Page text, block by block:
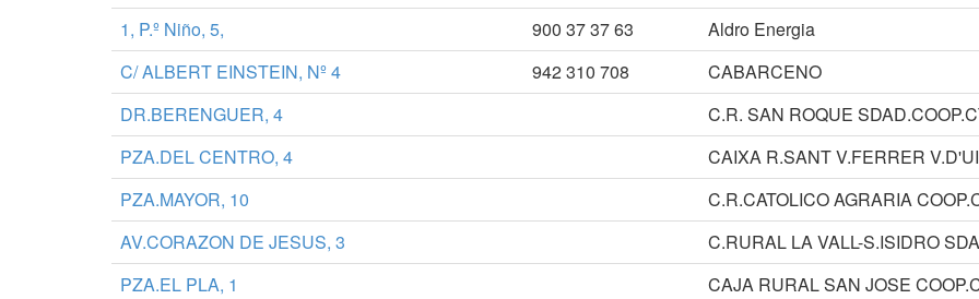
1, P.º Niño, 5,
900 37 37 63
Aldro Energia
C/ ALBERT EINSTEIN, Nº 4
942 310 708
CABARCENO
DR.BERENGUER, 4
C.R. SAN ROQUE
PZA.DEL CENTRO, 4
CAIXA R.SANT V.FERRER
PZA.MAYOR, 10
C.R.CATOLICO AGRARIA
AV.CORAZON DE JESUS, 3
C.RURAL LA VALL-S.ISIDRO
PZA.EL PLA, 1
CAJA RURAL SAN JOSE